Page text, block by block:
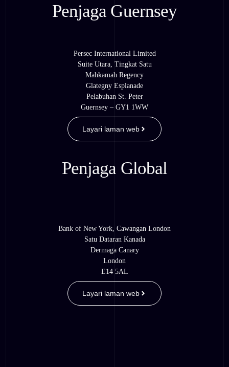
Penjaga Global
Bank of New York, Cawangan London
Satu Dataran Kanada
Dermaga Canary
London
E14 5AL
Layari laman web
Penjaga Guernsey
Persec International Limited
Suite Utara, Tingkat Satu
Mahkamah Regency
Glategny Esplanade
Pelabuhan St. Peter
Guernsey – GY1 1WW
Layari laman web